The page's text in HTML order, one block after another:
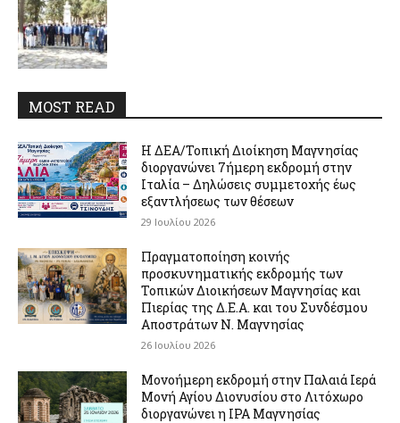
MOST READ
Η ΔΕΑ/Τοπική Διοίκηση Μαγνησίας
διοργανώνει 7ήμερη εκδρομή στην
Ιταλία – Δηλώσεις συμμετοχής έως
εξαντλήσεως των θέσεων
29 Ιουλίου 2026
Πραγματοποίηση κοινής
προσκυνηματικής εκδρομής των
Τοπικών Διοικήσεων Μαγνησίας και
Πιερίας της Δ.Ε.Α. και του Συνδέσμου
Αποστράτων Ν. Μαγνησίας
26 Ιουλίου 2026
Μονοήμερη εκδρομή στην Παλαιά Ιερά
Μονή Αγίου Διονυσίου στο Λιτόχωρο
διοργανώνει η IPA Μαγνησίας